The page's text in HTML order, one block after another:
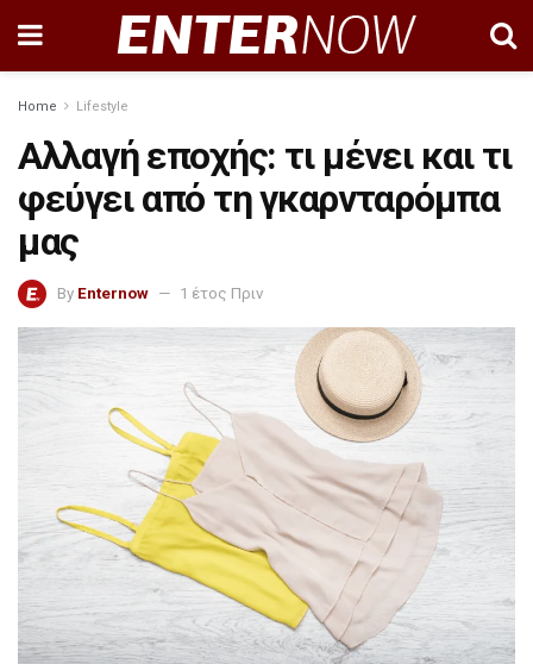
Home Lifestyle
Αλλαγή εποχής: τι μένει και τι
φεύγει από τη γκαρνταρόμπα
μας
By Enternow 1 έτος Πριν